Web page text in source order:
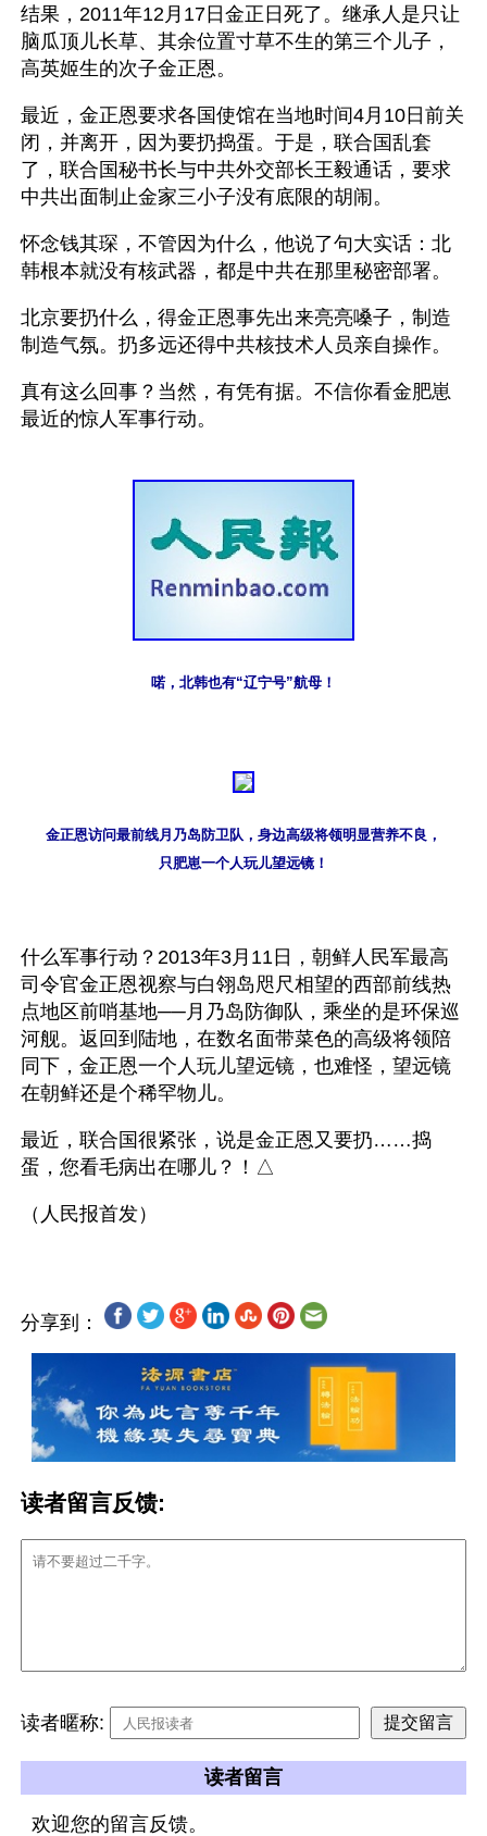
结果，2011年12月17日金正日死了。继承人是只让
脑瓜顶儿长草、其余位置寸草不生的第三个儿子，
高英姬生的次子金正恩。
最近，金正恩要求各国使馆在当地时间4月10日前关
闭，并离开，因为要扔捣蛋。于是，联合国乱套
了，联合国秘书长与中共外交部长王毅通话，要求
中共出面制止金家三小子没有底限的胡闹。
怀念钱其琛，不管因为什么，他说了句大实话：北
韩根本就没有核武器，都是中共在那里秘密部署。
北京要扔什么，得金正恩事先出来亮亮嗓子，制造
制造气氛。扔多远还得中共核技术人员亲自操作。
真有这么回事？当然，有凭有据。不信你看金肥崽
最近的惊人军事行动。
喏，北韩也有“辽宁号”航母！
金正恩访问最前线月乃岛防卫队，身边高级将领明显营养不良，
只肥崽一个人玩儿望远镜！
什么军事行动？2013年3月11日，朝鲜人民军最高
司令官金正恩视察与白翎岛咫尺相望的西部前线热
点地区前哨基地──月乃岛防御队，乘坐的是环保巡
河舰。返回到陆地，在数名面带菜色的高级将领陪
同下，金正恩一个人玩儿望远镜，也难怪，望远镜
在朝鲜还是个稀罕物儿。
最近，联合国很紧张，说是金正恩又要扔……捣
蛋，您看毛病出在哪儿？！△
分享到：
读者留言反馈:
读者暱称:
读者留言
欢迎您的留言反馈。